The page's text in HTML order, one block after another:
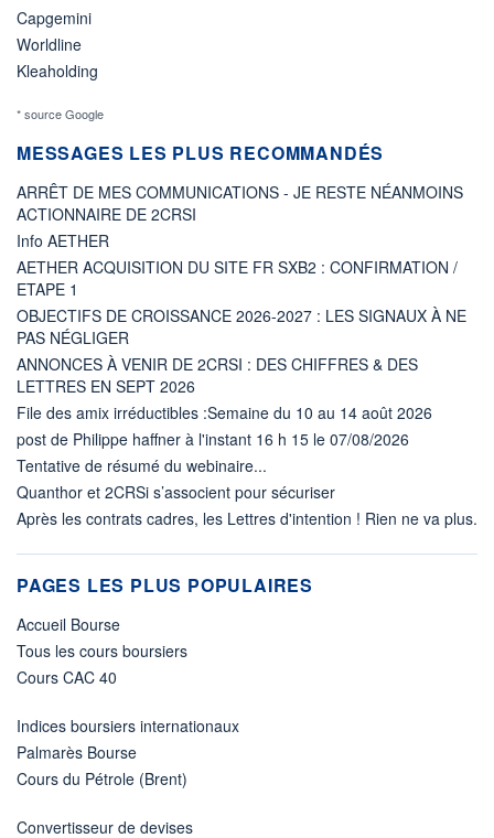
Capgemini
Worldline
Kleaholding
* source Google
MESSAGES LES PLUS RECOMMANDÉS
ARRÊT DE MES COMMUNICATIONS - JE RESTE NÉANMOINS
ACTIONNAIRE DE 2CRSI
Info AETHER
AETHER ACQUISITION DU SITE FR SXB2 : CONFIRMATION /
ETAPE 1
OBJECTIFS DE CROISSANCE 2026-2027 : LES SIGNAUX À NE
PAS NÉGLIGER
ANNONCES À VENIR DE 2CRSI : DES CHIFFRES & DES
LETTRES EN SEPT 2026
File des amix irréductibles :Semaine du 10 au 14 août 2026
post de Philippe haffner à l'instant 16 h 15 le 07/08/2026
Tentative de résumé du webinaire...
Quanthor et 2CRSi s’associent pour sécuriser
Après les contrats cadres, les Lettres d'intention ! Rien ne va plus.
PAGES LES PLUS POPULAIRES
Accueil Bourse
Tous les cours boursiers
Cours CAC 40
Indices boursiers internationaux
Palmarès Bourse
Cours du Pétrole (Brent)
Convertisseur de devises